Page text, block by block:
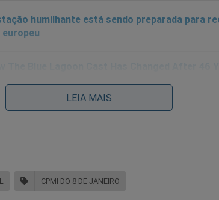
humilhante está sendo preparada para
europeu
LEIA MAIS
CPMI DO 8 DE JANEIRO